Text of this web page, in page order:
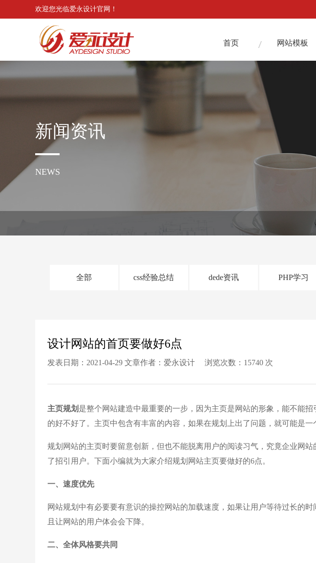
欢迎您光临爱永设计官网！
首页 网站模板
新闻资讯
NEWS
全部 css经验总结 dede资讯 PHP学习
设计网站的首页要做好6点
发表日期：2021-04-29 文章作者：爱永设计 浏览次数：15740 次
主页规划 是整个网站建造中最重要的一步，因为主页是网站的形象，能不能招
的好不好了。主页中包含有丰富的内容，如果在规划上出了问题，就可能是一
规划网站的主页时要留意创新，但也不能脱离用户的阅读习气，究竟企业网
了招引用户。下面小编就为大家介绍规划网站主页要做好的6点。
一、速度优先
网站规划中有必要要有意识的操控网站的加载速度，如果让用户等待过长的
且让网站的用户体会会下降。
二、全体风格要共同